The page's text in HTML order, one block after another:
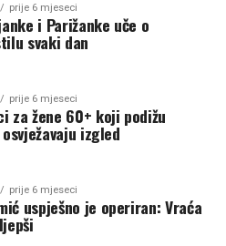
prije 6 mjeseci
i Parižanke uče o
svaki dan
prije 6 mjeseci
za žene 60+ koji podižu
izgled
prije 6 mjeseci
uspješno je operiran: Vraća